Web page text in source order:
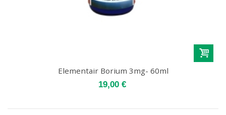
Elementair Borium 3mg- 60ml
19,00 €